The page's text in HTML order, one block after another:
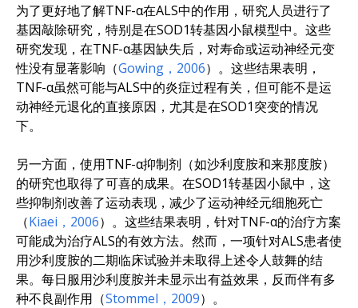
为了更好地了解TNF-α在ALS中的作用，研究人员进行了
基因敲除研究，特别是在SOD1转基因小鼠模型中。这些
研究发现，在TNF-α基因缺失后，对寿命或运动神经元变
性没有显著影响（Gowing，2006）。这些结果表明，
TNF-α虽然可能与ALS中的炎症过程有关，但可能不是运
动神经元退化的直接原因，尤其是在SOD1突变的情况
下。
另一方面，使用TNF-α抑制剂（如沙利度胺和来那度胺）
的研究也取得了可喜的成果。在SOD1转基因小鼠中，这
些抑制剂改善了运动表现，减少了运动神经元细胞死亡
（Kiaei，2006）。这些结果表明，针对TNF-α的治疗方案
可能成为治疗ALS的有效方法。然而，一项针对ALS患者使
用沙利度胺的二期临床试验并未取得上述令人鼓舞的结
果。每日服用沙利度胺并未显示出有益效果，反而伴有多
种不良副作用（Stommel，2009）。